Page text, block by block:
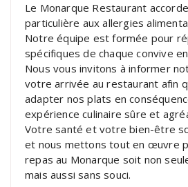
Le Monarque Restaurant
particulière aux allergies
Notre équipe est formée pour
spécifiques de chaque convive
Nous vous invitons à informer
votre arrivée au restaurant afin
adapter nos plats en
expérience culinaire sûre et
Votre santé et votre bien-être
et nous mettons tout en œuvre
repas au Monarque soit non
mais aussi sans souci.